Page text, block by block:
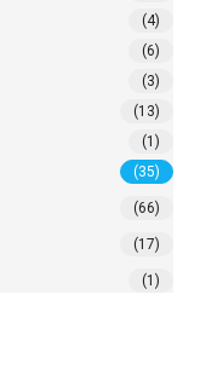
(4)
(6)
(3)
(13)
(1)
(35)
(66)
(17)
(1)